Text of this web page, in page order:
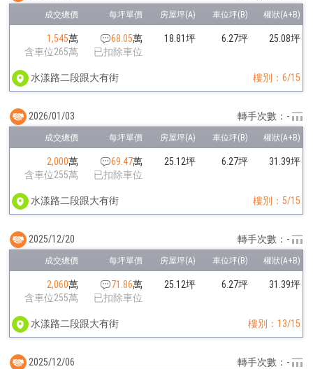
1,545萬
含車位265萬
68.05萬
已扣除車位
18.81坪 6.27坪 25.08坪
水漾路二段跟大有街 樓別：6/15
2,000萬
含車位255萬
69.47萬
已扣除車位
25.12坪 6.27坪 31.39坪
水漾路二段跟大有街 樓別：5/15
2026/01/03 轉手次數：-
2,060萬
含車位255萬
71.86萬
已扣除車位
25.12坪 6.27坪 31.39坪
水漾路二段跟大有街 樓別：13/15
2025/12/20 轉手次數：-
2025/12/06 轉手次數：-